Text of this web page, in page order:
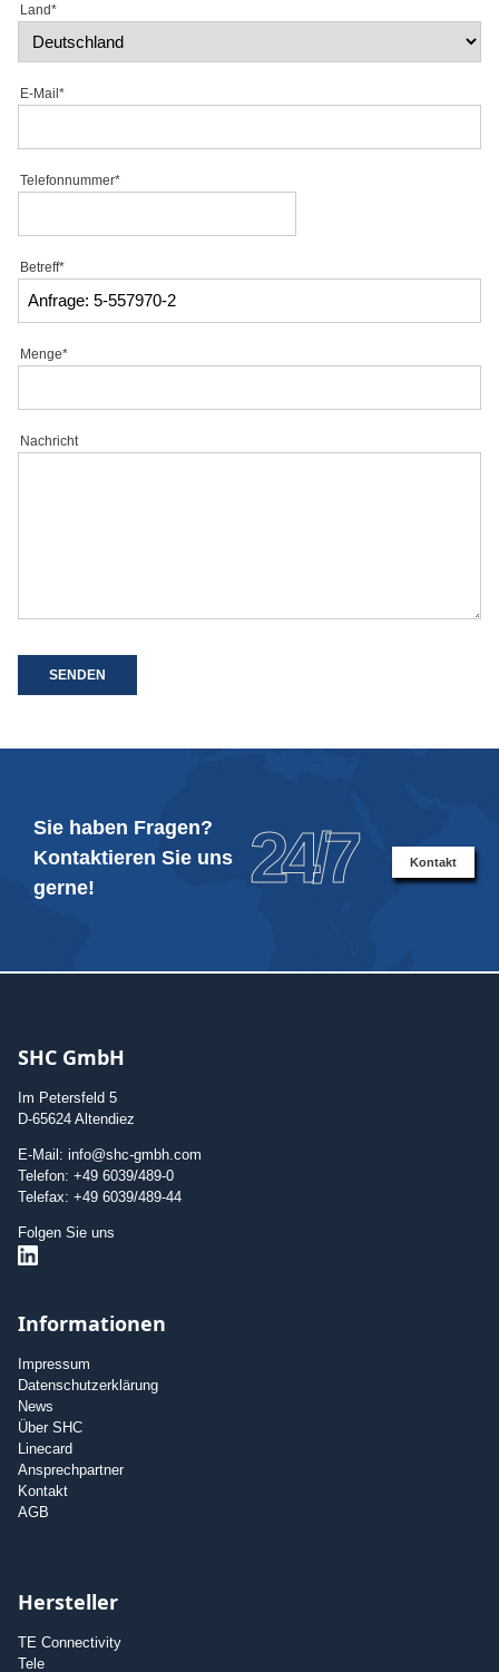
Land*
E-Mail*
Telefonnummer*
Betreff*
Menge*
Nachricht
SENDEN
Sie haben Fragen?
Kontaktieren Sie uns
gerne!
24/7 Kontakt
SHC GmbH
Im Petersfeld 5
D-65624 Altendiez
E-Mail: info@shc-gmbh.com
Telefon: +49 6039/489-0
Telefax: +49 6039/489-44
Folgen Sie uns
Informationen
Impressum
Datenschutzerklärung
News
Über SHC
Linecard
Ansprechpartner
Kontakt
AGB
Hersteller
TE Connectivity
Tele